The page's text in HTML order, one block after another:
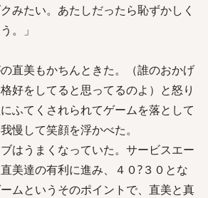
みたい。あたしだったら恥ずかしく
。」
直美もかちんときた。（誰のおかげ
好をしてると思ってるのよ）と怒り
ふてくされられてゲームを落として
慢して笑顔を浮かべた。
はうまくなっていた。サービスエー
美達の有利に進み、４０?３０とな
ムというそのポイントで、直美と真